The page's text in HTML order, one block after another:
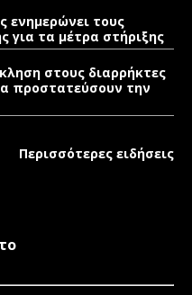
ενημερώνει τους
για τα μέτρα στήριξης
στους διαρρήκτες
προστατεύσουν την
Περισσότερες ειδήσεις